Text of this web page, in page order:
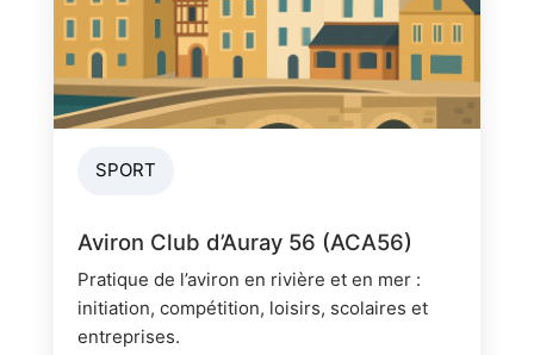
SPORT
Aviron Club d’Auray 56 (ACA56)
Pratique de l’aviron en rivière et en mer :
initiation, compétition, loisirs, scolaires et
entreprises.